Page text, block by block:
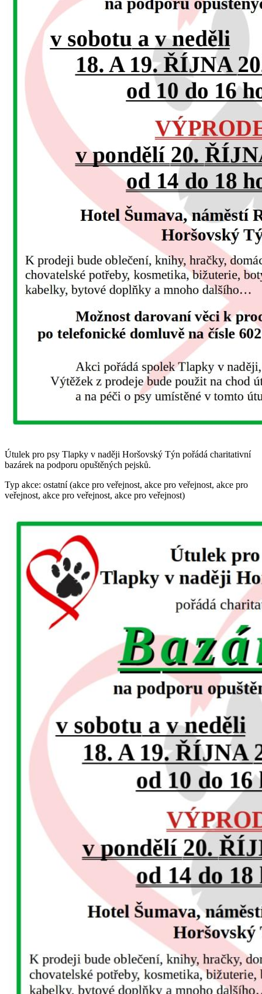
Útulek pro psy Tlapky v naději Horšovský Týn pořádá charitativní
bazárek na podporu opuštěných pejsků.
Typ akce: ostatní (akce pro veřejnost, akce pro veřejnost, akce pro
veřejnost, akce pro veřejnost, akce pro veřejnost)